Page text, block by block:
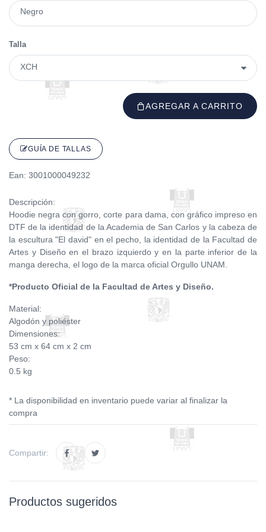
Negro
Talla
AGREGAR A CARRITO
GUÍA DE TALLAS
Ean: 3001000049232
Descripción:
Hoodie negra con gorro, corte para dama, con gráfico impreso en
DTF de la identidad de la Academia de San Carlos y la cabeza de
la escultura "El david" en el pecho, la identidad de la Facultad de
Artes y Diseño en el brazo izquierdo y en la parte inferior de la
manga derecha, el logo de la marca oficial Orgullo UNAM.
*Producto Oficial de la Facultad de Artes y Diseño.
Material:
Algodón y poliéster
Dimensiones:
53 cm x 64 cm x 2 cm
Peso:
0.5 kg
* La disponibilidad en inventario puede variar al finalizar la
compra
Compartir:
Productos sugeridos